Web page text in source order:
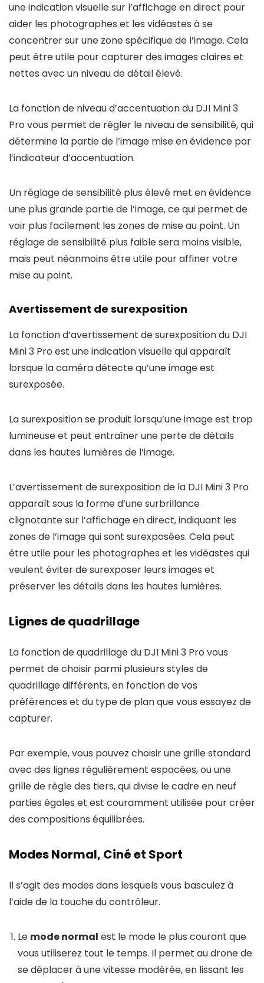
une indication visuelle sur l’affichage en direct pour
aider les photographes et les vidéastes à se
concentrer sur une zone spécifique de l’image. Cela
peut être utile pour capturer des images claires et
nettes avec un niveau de détail élevé.
La fonction de niveau d’accentuation du DJI Mini 3
Pro vous permet de régler le niveau de sensibilité, qui
détermine la partie de l’image mise en évidence par
l’indicateur d’accentuation.
Un réglage de sensibilité plus élevé met en évidence
une plus grande partie de l’image, ce qui permet de
voir plus facilement les zones de mise au point. Un
réglage de sensibilité plus faible sera moins visible,
mais peut néanmoins être utile pour affiner votre
mise au point.
Avertissement de surexposition
La fonction d’avertissement de surexposition du DJI
Mini 3 Pro est une indication visuelle qui apparaît
lorsque la caméra détecte qu’une image est
surexposée.
La surexposition se produit lorsqu’une image est trop
lumineuse et peut entraîner une perte de détails
dans les hautes lumières de l’image.
L’avertissement de surexposition de la DJI Mini 3 Pro
apparaît sous la forme d’une surbrillance
clignotante sur l’affichage en direct, indiquant les
zones de l’image qui sont surexposées. Cela peut
être utile pour les photographes et les vidéastes qui
veulent éviter de surexposer leurs images et
préserver les détails dans les hautes lumières.
Lignes de quadrillage
La fonction de quadrillage du DJI Mini 3 Pro vous
permet de choisir parmi plusieurs styles de
quadrillage différents, en fonction de vos
préférences et du type de plan que vous essayez de
capturer.
Par exemple, vous pouvez choisir une grille standard
avec des lignes régulièrement espacées, ou une
grille de règle des tiers, qui divise le cadre en neuf
parties égales et est couramment utilisée pour créer
des compositions équilibrées.
Modes Normal, Ciné et Sport
Il s’agit des modes dans lesquels vous basculez à
l’aide de la touche du contrôleur.
Le mode normal est le mode le plus courant que
vous utiliserez tout le temps. Il permet au drone de
se déplacer à une vitesse modérée, en lissant les